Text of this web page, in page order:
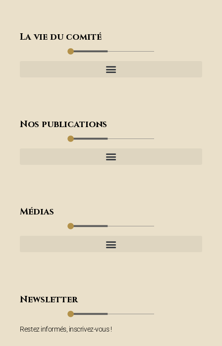
La vie du comité
Nos publications
Médias
Newsletter
Restez informés, inscrivez-vous !